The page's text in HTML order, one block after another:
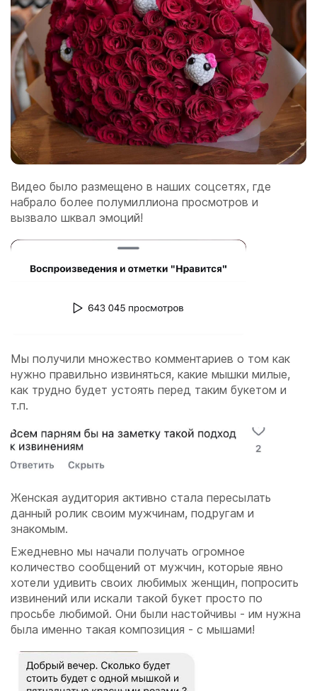
Видео было размещено в наших соцсетях, где
набрало более полумиллиона просмотров и
вызвало шквал эмоций!
Мы получили множество комментариев о том как
нужно правильно извиняться, какие мышки милые,
как трудно будет устоять перед таким букетом и
т.п.
Женская аудитория активно стала пересылать
данный ролик своим мужчинам, подругам и
знакомым.
Ежедневно мы начали получать огромное
количество сообщений от мужчин, которые явно
хотели удивить своих любимых женщин, попросить
извинений или искали такой букет просто по
просьбе любимой. Они были настойчивы - им нужна
была именно такая композиция - с мышами!